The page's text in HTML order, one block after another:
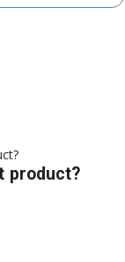
product?